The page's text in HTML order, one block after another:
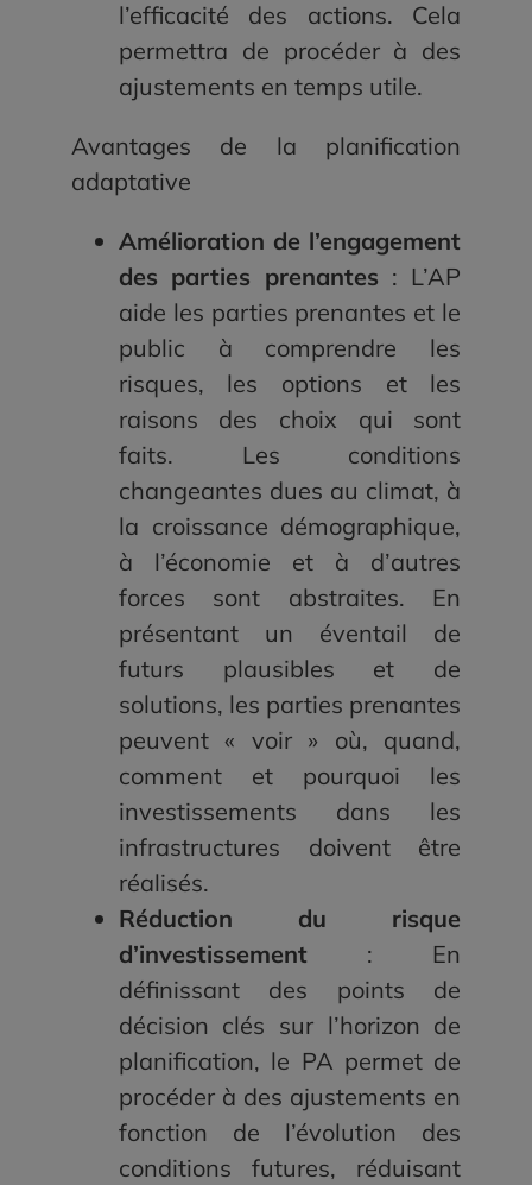
l’efficacité des actions. Cela
permettra de procéder à des
ajustements en temps utile.
Avantages de la planification
adaptative
Amélioration de l’engagement
des parties prenantes : L’AP
aide les parties prenantes et le
public à comprendre les
risques, les options et les
raisons des choix qui sont
faits. Les conditions
changeantes dues au climat, à
la croissance démographique,
à l’économie et à d’autres
forces sont abstraites. En
présentant un éventail de
futurs plausibles et de
solutions, les parties prenantes
peuvent « voir » où, quand,
comment et pourquoi les
investissements dans les
infrastructures doivent être
réalisés.
Réduction du risque
d’investissement : En
définissant des points de
décision clés sur l’horizon de
planification, le PA permet de
procéder à des ajustements en
fonction de l’évolution des
conditions futures, réduisant